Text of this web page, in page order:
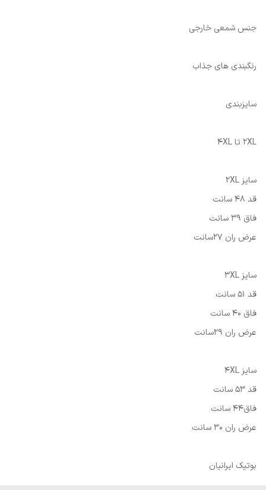
جنس شمعی خارجی
رنگبندی های جذاب
سایزبندی
2XL تا 4XL
سایز 2XL
قد 48 سانت
فاق 39 سانت
عرض ران 27سانت
سایز 3XL
قد 51 سانت
فاق 40 سانت
عرض ران 29سانت
سایز 4XL
قد 53 سانت
فاق44 سانت
عرض ران 30 سانت
بوتیک ایرانیان